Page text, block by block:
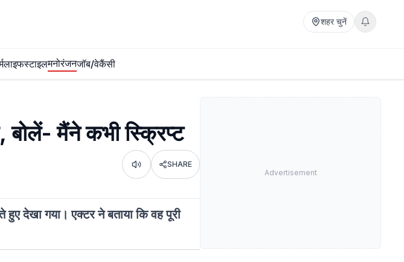
शहर चुनें
लाइफस्टाइलमनोरंजनजॉब/वेकैंसी
मैंने कभी स्क्रिप्ट
Listen SHARE
देखा गया। एक्टर ने बताया कि वह पूरी
Advertisement